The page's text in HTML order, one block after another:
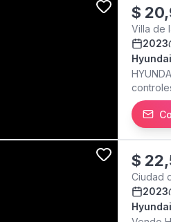
$
Villa de
2023
más
$
Ciudad
2023